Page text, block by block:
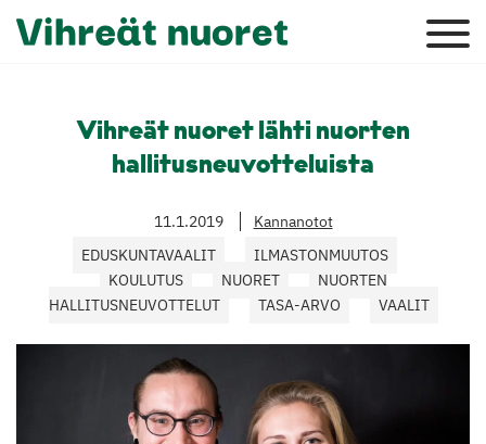
Vihreät nuoret lähti nuorten
hallitusneuvotteluista
11.1.2019
Kannanotot
EDUSKUNTAVAALIT
ILMASTONMUUTOS
KOULUTUS
NUORET
NUORTEN
HALLITUSNEUVOTTELUT
TASA-ARVO VAALIT